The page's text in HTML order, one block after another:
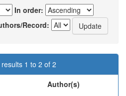
In order:
Record:
1 to 2 of 2
Author(s)